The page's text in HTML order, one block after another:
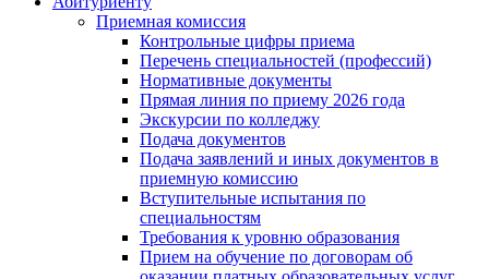
Приемная комиссия
Контрольные цифры приема
Перечень специальностей (профессий)
Нормативные документы
Прямая линия по приему 2026 года
Экскурсии по колледжу
Подача документов
Подача заявлений и иных документов в
приемную комиссию
Вступительные испытания по
специальностям
Требования к уровню образования
Прием на обучение по договорам об